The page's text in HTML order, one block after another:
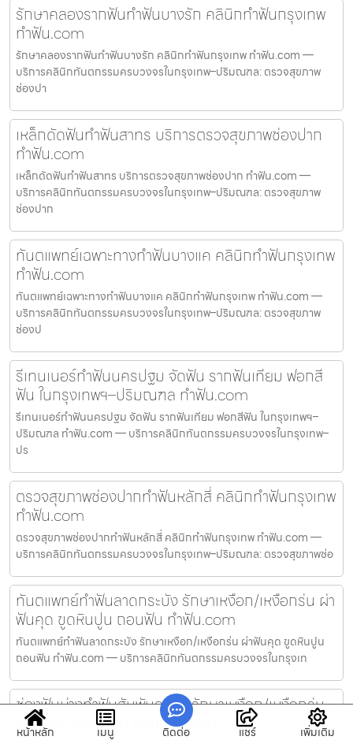
รักษาคลองรากฟันทำฟันบางรัก คลินิกทำฟันกรุงเทพ
ทำฟัน.com
รักษาคลองรากฟันทำฟันบางรัก คลินิกทำฟันกรุงเทพ ทำฟัน.com —
บริการคลินิกทันตกรรมครบวงจรในกรุงเทพ–ปริมณฑล: ตรวจสุขภาพ
ช่องปา
เหล็กดัดฟันทำฟันสาทร บริการตรวจสุขภาพช่องปาก
ทำฟัน.com
เหล็กดัดฟันทำฟันสาทร บริการตรวจสุขภาพช่องปาก ทำฟัน.com —
บริการคลินิกทันตกรรมครบวงจรในกรุงเทพ–ปริมณฑล: ตรวจสุขภาพ
ช่องปาก
ทันตแพทย์เฉพาะทางทำฟันบางแค คลินิกทำฟันกรุงเทพ
ทำฟัน.com
ทันตแพทย์เฉพาะทางทำฟันบางแค คลินิกทำฟันกรุงเทพ ทำฟัน.com —
บริการคลินิกทันตกรรมครบวงจรในกรุงเทพ–ปริมณฑล: ตรวจสุขภาพ
ช่องป
รีเทนเนอร์ทำฟันนครปฐม จัดฟัน รากฟันเทียม ฟอกสี
ฟัน ในกรุงเทพฯ–ปริมณฑล ทำฟัน.com
รีเทนเนอร์ทำฟันนครปฐม จัดฟัน รากฟันเทียม ฟอกสีฟัน ในกรุงเทพฯ–
ปริมณฑล ทำฟัน.com — บริการคลินิกทันตกรรมครบวงจรในกรุงเทพ–
ปร
ตรวจสุขภาพช่องปากทำฟันหลักสี่ คลินิกทำฟันกรุงเทพ
ทำฟัน.com
ตรวจสุขภาพช่องปากทำฟันหลักสี่ คลินิกทำฟันกรุงเทพ ทำฟัน.com —
บริการคลินิกทันตกรรมครบวงจรในกรุงเทพ–ปริมณฑล: ตรวจสุขภาพช่อ
ทันตแพทย์ทำฟันลาดกระบัง รักษาเหงือก/เหงือกร่น ผ่า
ฟันคุด ขูดหินปูน ถอนฟัน ทำฟัน.com
ทันตแพทย์ทำฟันลาดกระบัง รักษาเหงือก/เหงือกร่น ผ่าฟันคุด ขูดหินปูน
ถอนฟัน ทำฟัน.com — บริการคลินิกทันตกรรมครบวงจรในกรุงเท
ช่องฟันห่างทำฟันสัมพันธวงศ์ รักษาเหงือก/เหงือกร่น
ผ่าฟันคุด ขูดหินปูน ถอนฟัน ทำฟัน.com
หน้าหลัก เมนู ติดต่อ แชร์ เพิ่มเติม